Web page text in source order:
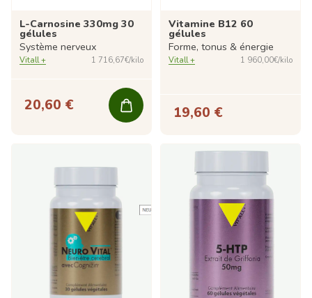
L-Carnosine 330mg 30
gélules
Système nerveux
Vitall + 1 716,67€/kilo
20,60 €
Vitamine B12 60
gélules
Forme, tonus & énergie
Vitall + 1 960,00€/kilo
19,60 €